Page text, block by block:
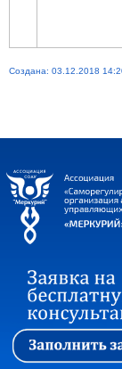
Создана: 03.12.2018